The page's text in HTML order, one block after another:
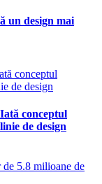
un design mai
conceptul
de design